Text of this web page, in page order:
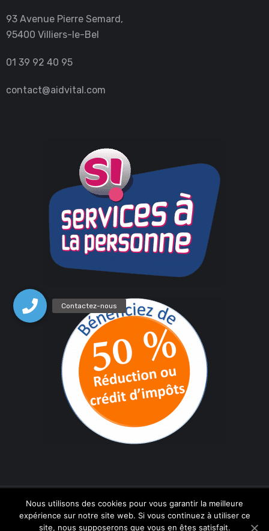
93 Avenue Pierre Semard,
95400 Villiers-le-Bel
01 39 92 40 95
contact@aidvital.com
AID.VITAL©Tous droits réservés.
Nous utilisons des cookies pour vous garantir la meilleure
expérience sur notre site web. Si vous continuez à utiliser ce
site, nous supposerons que vous en êtes satisfait.